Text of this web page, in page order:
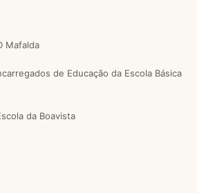
Mafalda
de Educação da Escola Básica
da Boavista